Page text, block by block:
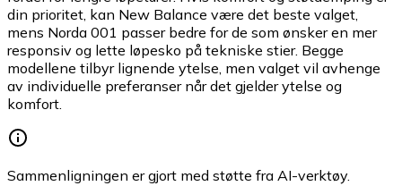
din prioritet, kan New Balance være det beste valget,
mens Norda 001 passer bedre for de som ønsker en mer
responsiv og lette løpesko på tekniske stier. Begge
modellene tilbyr lignende ytelse, men valget vil avhenge
av individuelle preferanser når det gjelder ytelse og
komfort.
Sammenligningen er gjort med støtte fra AI-verktøy.